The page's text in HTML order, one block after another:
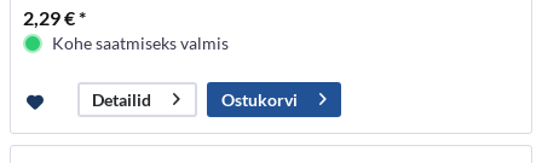
2,29 € *
Kohe saatmiseks valmis
Detailid Ostukorvi